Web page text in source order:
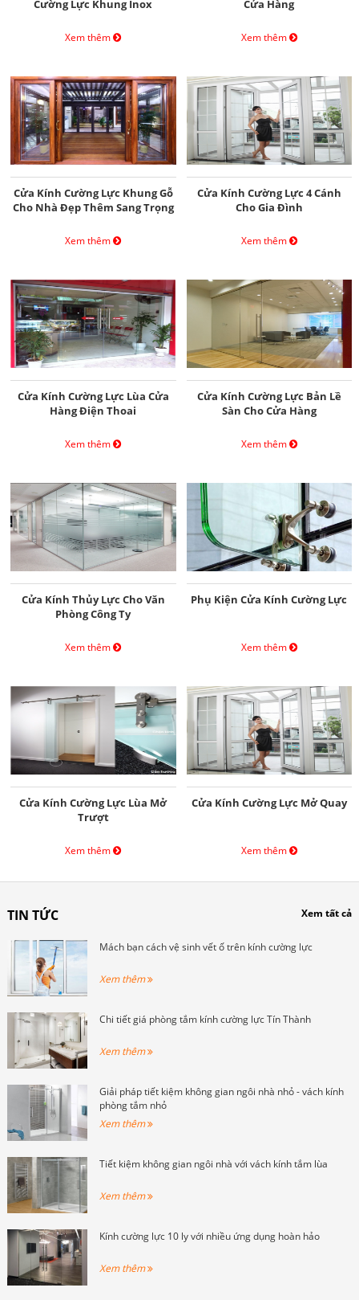
Cường Lực Khung Inox
Xem thêm
Cửa Hàng
Xem thêm
Cửa Kính Cường Lực Khung Gỗ
Cho Nhà Đẹp Thêm Sang Trọng
Xem thêm
Cửa Kính Cường Lực 4 Cánh
Cho Gia Đình
Xem thêm
Cửa Kính Cường Lực Lùa Cửa
Hàng Điện Thoai
Xem thêm
Cửa Kính Cường Lực Bản Lề
Sàn Cho Cửa Hàng
Xem thêm
Cửa Kính Thủy Lực Cho Văn
Phòng Công Ty
Xem thêm
Phụ Kiện Cửa Kính Cường Lực
Xem thêm
Cửa Kính Cường Lực Lùa Mở
Trượt
Xem thêm
Cửa Kính Cường Lực Mở Quay
Xem thêm
TIN TỨC Xem tất cả
Mách bạn cách vệ sinh vết ố trên kính cường lực
Xem thêm
Chi tiết giá phòng tắm kính cường lực Tín Thành
Xem thêm
Giải pháp tiết kiệm không gian ngôi nhà nhỏ - vách kính
phòng tắm nhỏ
Xem thêm
Tiết kiệm không gian ngôi nhà với vách kính tắm lùa
Xem thêm
Kính cường lực 10 ly với nhiều ứng dụng hoàn hảo
Xem thêm